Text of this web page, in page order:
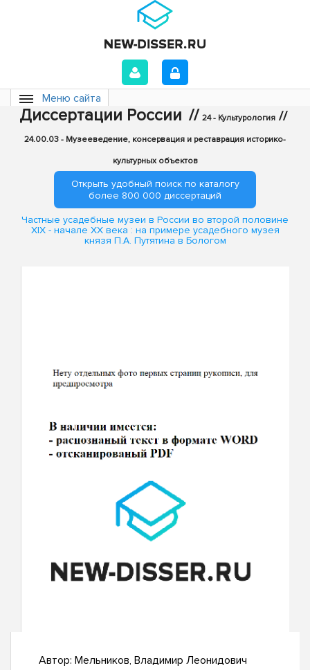
Меню сайта
Диссертации России // 24 - Культурология //
24.00.03 - Музееведение, консервация и реставрация историко-
культурных объектов
Открыть удобный поиск по каталогу
более 800 000 диссертаций
Частные усадебные музеи в России во второй половине
XIX - начале XX века : на примере усадебного музея
князя П.А. Путятина в Бологом
Автор: Мельников, Владимир Леонидович